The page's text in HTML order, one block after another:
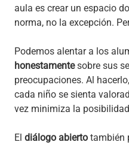
aula es crear un espacio
norma, no la excepción.
Podemos alentar a los
honestamentesobre sus
preocupaciones. Al
cada niño se sienta
vez minimiza la
El diálogo abierto también